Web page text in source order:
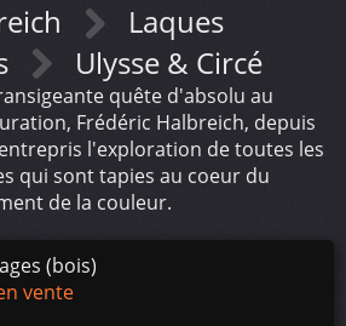
Laques
Ulysse & Circé
quête d'absolu au
Frédéric Halbreich, depuis
l'exploration de toutes les
qui sont tapies au coeur du
de la couleur.
(bois)
vente